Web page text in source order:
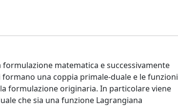
matematica e successivamente
una coppia primale-duale e le funzioni
formulazione originaria. In particolare viene
che sia una funzione Lagrangiana